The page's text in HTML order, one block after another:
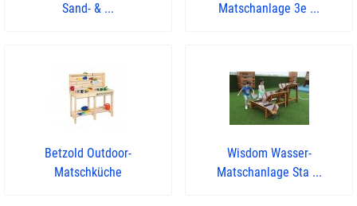
Sand- & ...
Matschanlage 3e ...
Betzold Outdoor-
Matschküche
Wisdom Wasser-
Matschanlage Sta ...